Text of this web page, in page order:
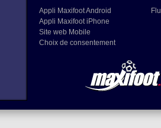
Appli Maxifoot Android
Appli Maxifoot iPhone
Site web Mobile
Choix de consentement